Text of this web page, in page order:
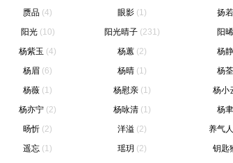
赝品 (4) 眼影 (1) 扬若
阳光 (10) 阳光晴子 (231) 阳晞
杨紫玉 (4) 杨蕙 (2) 杨静
杨眉 (6) 杨晴 (1) 杨荃
杨薇 (1) 杨慰亲 (1) 杨小
杨亦宁 (2) 杨咏清 (1) 杨聿
旸忻 (2) 洋溢 (2) 养气
遥忘 (1) 瑶玥 (2) 钥匙